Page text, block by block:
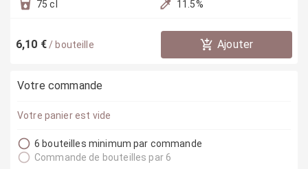
75 cl
11.5%
6,10 €/ bouteille Ajouter
Votre commande
Votre panier est vide
6 bouteilles minimum par commande
Commande de bouteilles par 6